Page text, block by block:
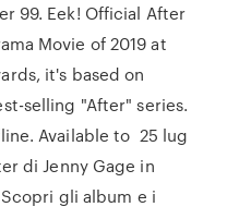
99. Eek! Official After
Movie of 2019 at
it's based on
selling "After" series.
Available to 25 lug
di Jenny Gage in
gli album e i